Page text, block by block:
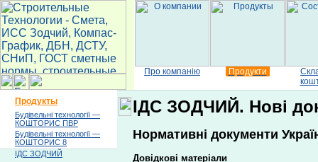
Про компанію Продукти
Продукты
Будівельні технології —
КОШТОРИС ПВР
Будівельні технології —
КОШТОРИС 8
ІДС ЗОДЧИЙ
ІДС ЗОДЧИЙ. Нові
Нормативні документи
Довідкові матеріали